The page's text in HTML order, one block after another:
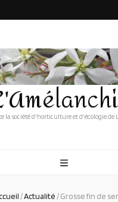
la société d'horticulture et d'écologie de
/Actualité/ Grosse fin de